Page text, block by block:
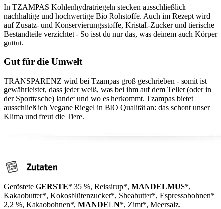
In TZAMPAS Kohlenhydratriegeln stecken ausschließlich
nachhaltige und hochwertige Bio Rohstoffe. Auch im Rezept wird
auf Zusatz- und Konservierungsstoffe, Kristall-Zucker und tierische
Bestandteile verzichtet - So isst du nur das, was deinem auch Körper
guttut.
Gut für die Umwelt
TRANSPARENZ wird bei Tzampas groß geschrieben - somit ist
gewährleistet, dass jeder weiß, was bei ihm auf dem Teller (oder in
der Sporttasche) landet und wo es herkommt. Tzampas bietet
ausschließlich Vegane Riegel in BIO Qualität an: das schont unser
Klima und freut die Tiere.
Geröstete GERSTE* 35 %, Reissirup*, MANDELMUS*,
Kakaobutter*, Kokosblütenzucker*, Sheabutter*, Espressobohnen*
2,2 %, Kakaobohnen*, MANDELN*, Zimt*, Meersalz.